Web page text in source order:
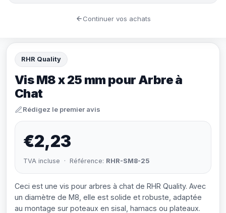
RHR Quality
Vis M8 x 25 mm pour Arbre à
Chat
Rédigez le premier avis
€2,23
TVA incluse · Référence: RHR-SM8-25
Ceci est une vis pour arbres à chat de RHR Quality. Avec
un diamètre de M8, elle est solide et robuste, adaptée
au montage sur poteaux en sisal, hamacs ou plateaux.
Continuer vos achats